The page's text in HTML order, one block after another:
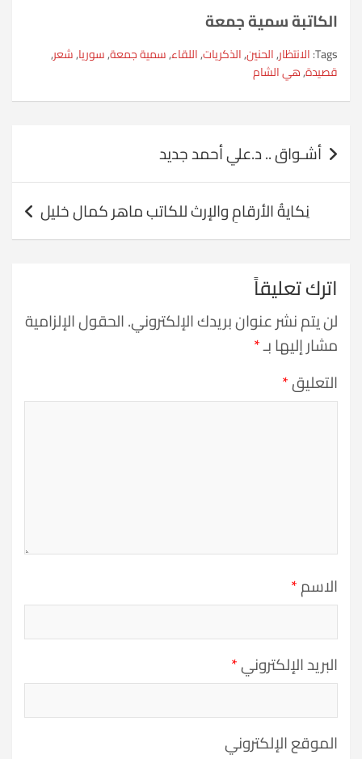
الكاتبة سمية جمعة
Tags: الانتظار,الحنين,الذكريات,اللقاء,سمية جمعة,سوريا,شعر,
قصيدة,هي الشام
تصفّح
المقالات
أشـواق .. د.علي أحمد جديد
نِكايةُ الأرقامِ والإرث للكاتب ماهر كمال خليل
اترك تعليقاً
لن يتم نشر عنوان بريدك الإلكتروني.الحقول الإلزامية
مشار إليها بـ*
التعليق*
الاسم*
البريد الإلكتروني*
الموقع الإلكتروني